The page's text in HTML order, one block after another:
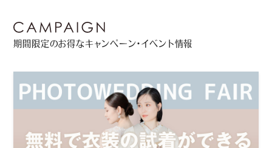
期間限定のお得なキャンペーン・イベント情報